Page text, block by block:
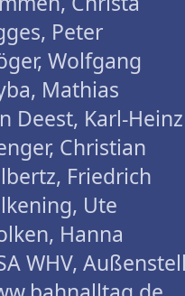
Peter
Wolfgang
Mathias
Deest, Karl-Heinz
Christian
Friedrich
Ute
Hanna
WHV,